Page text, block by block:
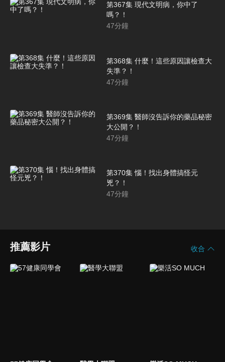
第367集 現代文明病，你中了
嗎？！
47分鐘
第368集 什麼！這些原因讓檢查大
失準？！
47分鐘
第369集 醫師沒告訴你的藥品秘密
大公開？！
47分鐘
第370集 惱！找出身體搞怪元
兇？！
47分鐘
推薦影片 收合